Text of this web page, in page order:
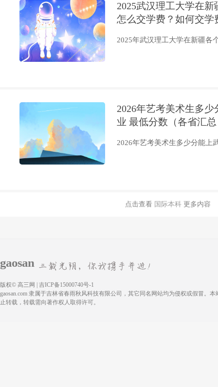
2025武汉理工大学在
怎么交学费？如何交学
2025年武汉理工大学在新疆各
2026年艺考美术生多
业 最低分数（各省汇
2026年艺考美术生多少分能上
点击查看 国际本科 更多内容
gaosan
版权© 高三网 | 吉ICP备15000740号-1
gaosan.com 隶属于吉林省春雨秋风科技有限公司，其它同名网站均为侵权或假冒。本
止转载，转载需向著作权人取得许可。